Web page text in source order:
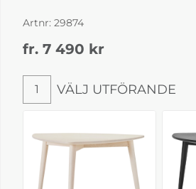
Artnr: 29874
fr. 7 490 kr
Välj utförande
1 VÄLJ UTFÖRANDE